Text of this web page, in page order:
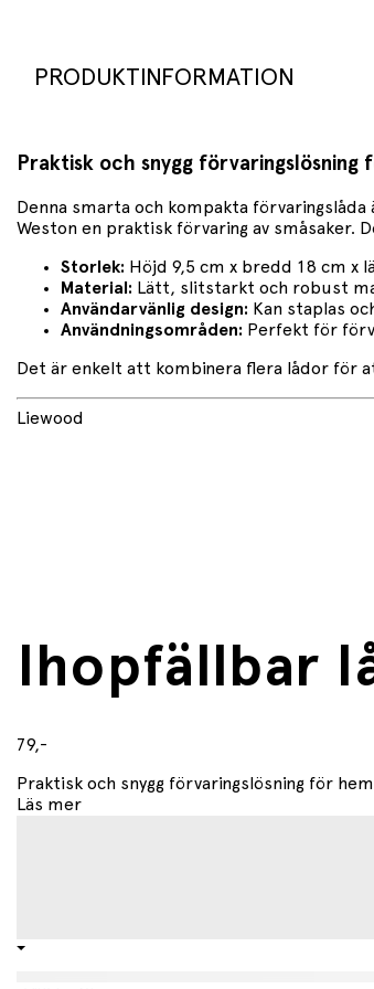
PRODUKTINFORMATION
Praktisk och snygg förvaringslösning
Denna smarta och kompakta
Weston en praktisk förvaring av småsaker.
Storlek: Höjd 9,5 cm x bredd 18 cm x
Material: Lätt, slitstarkt och robust
Användarvänlig design: Kan staplas
Användningsområden: Perfekt för
Det är enkelt att kombinera flera lådor för
Liewood
Ihopfällbar
79,-
Praktisk och snygg förvaringslösning för
Läs mer